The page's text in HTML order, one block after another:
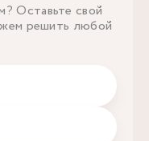
Оставьте свой
решить любой